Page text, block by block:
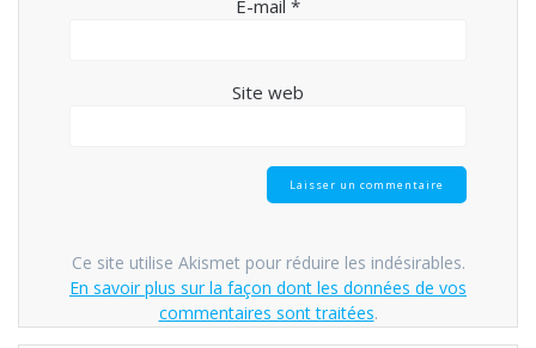
E-mail *
Site web
Ce site utilise Akismet pour réduire les indésirables.
En savoir plus sur la façon dont les données de vos
commentaires sont traitées.